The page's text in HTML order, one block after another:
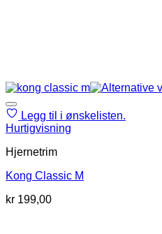
Legg til i ønskelisten.
Hurtigvisning
Hjernetrim
Kong Classic M
kr 199,00